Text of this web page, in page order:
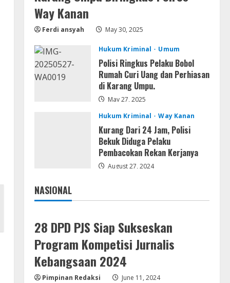
Serialers
[Full] x64 Bypass
Serialers
VMware Workstation Portable +
Activator Final
Way Kanan
Ferdi ansyah May 30, 2025
Hukum Kriminal Umum
Polisi Ringkus Pelaku Bobol
Rumah Curi Uang dan Perhiasan
di Karang Umpu.
May 27, 2025
Hukum Kriminal
Way Kanan
Kurang Dari 24 Jam, Polisi
Bekuk Diduga Pelaku
Pembacokan Rekan Kerjanya
August 27, 2024
NASIONAL
Jakarta
28 DPD PJS Siap Sukseskan
Program Kompetisi Jurnalis
Kebangsaan 2024
Pimpinan Redaksi June 11, 2024